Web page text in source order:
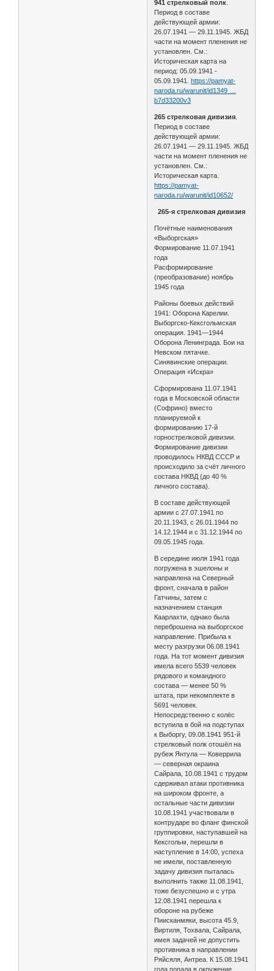
941 стрелковый полк
Период в составе
действующей армии:
26.07.1941 — 29.11.1945. ЖБД
части на момент пленения не
установлен. См.:
Историческая карта на
период: 05.09.1941 -
05.09.1941.https://pamyat-
naroda.ru/warunit/id1349 …
b7d33200v3
265 стрелковая дивизия
Период в составе
действующей армии:
26.07.1941 — 29.11.1945. ЖБД
части на момент пленения не
установлен. См.:
Историческая карта.
https://pamyat-
naroda.ru/warunit/id10652/
265-я стрелковая дивизия
Почётные наименования
«Выборгская»
Формирование 11.07.1941
года
Расформирование
(преобразование) ноябрь
1945 года
Районы боевых действий
1941: Оборона Карелии.
Выборгско-Кексгольмская
операция. 1941—1944
Оборона Ленинграда. Бои на
Невском пятачке.
Синявинские операции.
Операция «Искра»
Сформирована 11.07.1941
года в Московской области
(Софрино) вместо
планируемой к
формированию 17-й
горнострелковой дивизии.
Формирование дивизии
проводилось НКВД СССР и
происходило за счёт личного
состава НКВД (до 40 %
личного состава).
В составе действующей
армии с 27.07.1941 по
20.11.1943, с 26.01.1944 по
14.12.1944 и с 31.12.1944 по
09.05.1945 года.
В середине июля 1941 года
погружена в эшелоны и
направлена на Северный
фронт, сначала в район
Гатчины, затем с
назначением станция
Каарлахти, однако была
переброшена на выборгское
направление. Прибыла к
месту разгрузки 06.08.1941
года. На тот момент дивизия
имела всего 5539 человек
рядового и командного
состава — менее 50 %
штата, при некомплекте в
5691 человек.
Непосредственно с колёс
вступила в бой на подступах
к Выборгу, 09.08.1941 951-й
стрелковый полк отошёл на
рубеж Янтула — Коверрила
— северная окраина
Сайрала, 10.08.1941 с трудом
сдерживал атаки противника
на широком фронте, а
остальные части дивизии
10.08.1941 участвовали в
контрударе во фланг финской
группировки, наступавшей на
Кексгольм, перешли в
наступление в 14:00, успеха
не имели, поставленную
задачу дивизия пыталась
выполнить также 11.08.1941,
тоже безуспешно и с утра
12.08.1941 перешла к
обороне на рубеже
Пиисканмяки, высота 45.9,
Виртиля, Тохвала, Сайрала,
имея задачей не допустить
противника в направлении
Ряйсяля, Антреа. К 15.08.1941
года попала в окружение,